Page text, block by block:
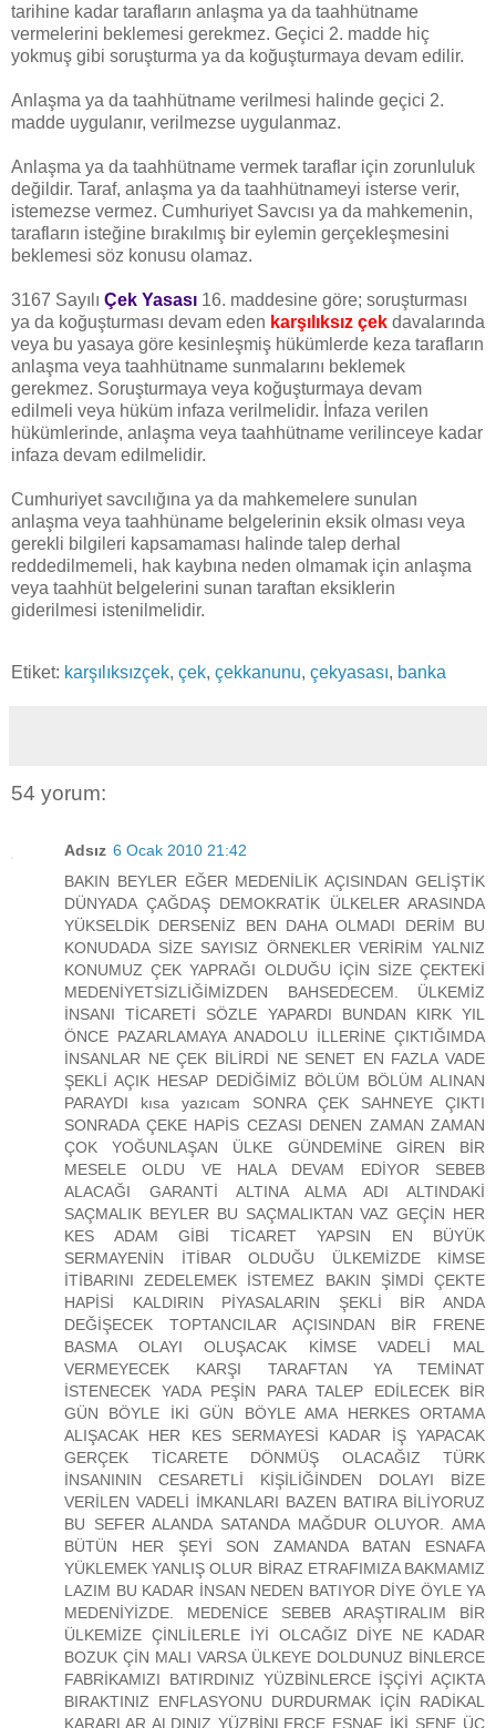
tarihine kadar tarafların anlaşma ya da taahhütname
vermelerini beklemesi gerekmez. Geçici 2. madde hiç
yokmuş gibi soruşturma ya da koğuşturmaya devam edilir.
Anlaşma ya da taahhütname verilmesi halinde geçici 2.
madde uygulanır, verilmezse uygulanmaz.
Anlaşma ya da taahhütname vermek taraflar için zorunluluk
değildir. Taraf, anlaşma ya da taahhütnameyi isterse verir,
istemezse vermez. Cumhuriyet Savcısı ya da mahkemenin,
tarafların isteğine bırakılmış bir eylemin gerçekleşmesini
beklemesi söz konusu olamaz.
3167 Sayılı Çek Yasası 16. maddesine göre; soruşturması
ya da koğuşturması devam eden karşılıksız çek davalarında
veya bu yasaya göre kesinleşmiş hükümlerde keza tarafların
anlaşma veya taahhütname sunmalarını beklemek
gerekmez. Soruşturmaya veya koğuşturmaya devam
edilmeli veya hüküm infaza verilmelidir. İnfaza verilen
hükümlerinde, anlaşma veya taahhütname verilinceye kadar
infaza devam edilmelidir.
Cumhuriyet savcılığına ya da mahkemelere sunulan
anlaşma veya taahhüname belgelerinin eksik olması veya
gerekli bilgileri kapsamaması halinde talep derhal
reddedilmemeli, hak kaybına neden olmamak için anlaşma
veya taahhüt belgelerini sunan taraftan eksiklerin
giderilmesi istenilmelidir.
Etiket: karşılıksızçek, çek, çekkanunu, çekyasası, banka
54 yorum:
Adsız 6 Ocak 2010 21:42
BAKIN BEYLER EĞER MEDENİLİK AÇISINDAN GELİŞTİK
DÜNYADA ÇAĞDAŞ DEMOKRATİK ÜLKELER ARASINDA
YÜKSELDİK DERSENİZ BEN DAHA OLMADI DERİM BU
KONUDADA SİZE SAYISIZ ÖRNEKLER VERİRİM YALNIZ
KONUMUZ ÇEK YAPRAĞI OLDUĞU İÇİN SİZE ÇEKTEKİ
MEDENİYETSİZLİĞİMİZDEN BAHSEDECEM. ÜLKEMİZ
İNSANI TİCARETİ SÖZLE YAPARDI BUNDAN KIRK YIL
ÖNCE PAZARLAMAYA ANADOLU İLLERİNE ÇIKTIĞIMDA
İNSANLAR NE ÇEK BİLİRDİ NE SENET EN FAZLA VADE
ŞEKLİ AÇIK HESAP DEDİĞİMİZ BÖLÜM BÖLÜM ALINAN
PARAYDI kısa yazıcam SONRA ÇEK SAHNEYE ÇIKTI
SONRADA ÇEKE HAPİS CEZASI DENEN ZAMAN ZAMAN
ÇOK YOĞUNLAŞAN ÜLKE GÜNDEMİNE GİREN BİR
MESELE OLDU VE HALA DEVAM EDİYOR SEBEB
ALACAĞI GARANTİ ALTINA ALMA ADI ALTINDAKİ
SAÇMALIK BEYLER BU SAÇMALIKTAN VAZ GEÇİN HER
KES ADAM GİBİ TİCARET YAPSIN EN BÜYÜK
SERMAYENİN İTİBAR OLDUĞU ÜLKEMİZDE KİMSE
İTİBARINI ZEDELEMEK İSTEMEZ BAKIN ŞİMDİ ÇEKTE
HAPİSİ KALDIRIN PİYASALARIN ŞEKLİ BİR ANDA
DEĞİŞECEK TOPTANCILAR AÇISINDAN BİR FRENE
BASMA OLAYI OLUŞACAK KİMSE VADELİ MAL
VERMEYECEK KARŞI TARAFTAN YA TEMİNAT
İSTENECEK YADA PEŞİN PARA TALEP EDİLECEK BİR
GÜN BÖYLE İKİ GÜN BÖYLE AMA HERKES ORTAMA
ALIŞACAK HER KES SERMAYESİ KADAR İŞ YAPACAK
GERÇEK TİCARETE DÖNMÜŞ OLACAĞIZ TÜRK
İNSANININ CESARETLİ KİŞİLİĞİNDEN DOLAYI BİZE
VERİLEN VADELİ İMKANLARI BAZEN BATIRA BİLİYORUZ
BU SEFER ALANDA SATANDA MAĞDUR OLUYOR. AMA
BÜTÜN HER ŞEYİ SON ZAMANDA BATAN ESNAFA
YÜKLEMEK YANLIŞ OLUR BİRAZ ETRAFIMIZA BAKMAMIZ
LAZIM BU KADAR İNSAN NEDEN BATIYOR DİYE ÖYLE YA
MEDENİYİZDE. MEDENİCE SEBEB ARAŞTIRALIM BİR
ÜLKEMİZE ÇİNLİLERLE İYİ OLCAĞIZ DİYE NE KADAR
BOZUK ÇİN MALI VARSA ÜLKEYE DOLDUNUZ BİNLERCE
FABRİKAMIZI BATIRDINIZ YÜZBİNLERCE İŞÇİYİ AÇIKTA
BIRAKTINIZ ENFLASYONU DURDURMAK İÇİN RADİKAL
KARARLAR ALDINIZ YÜZBİNLERCE ESNAF İKİ SENE ÜÇ